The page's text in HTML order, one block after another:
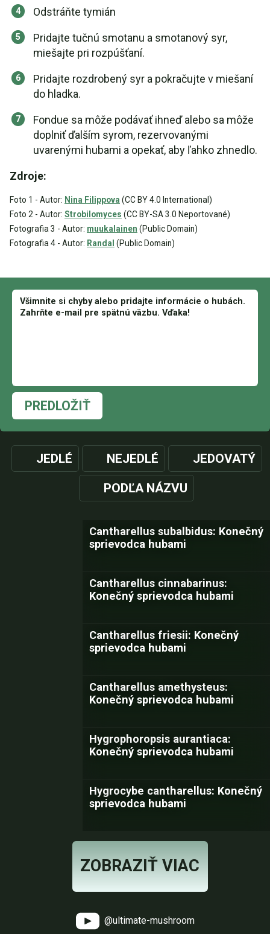
Odstráňte tymián
Pridajte tučnú smotanu a smotanový syr,
miešajte pri rozpúšťaní.
Pridajte rozdrobený syr a pokračujte v miešaní
do hladka.
Fondue sa môže podávať ihneď alebo sa môže
doplniť ďalším syrom, rezervovanými
uvarenými hubami a opekať, aby ľahko zhnedlo.
Zdroje:
Foto 1 - Autor: Nina Filippova (CC BY 4.0 International)
Foto 2 - Autor: Strobilomyces (CC BY-SA 3.0 Neportované)
Fotografia 3 - Autor: muukalainen (Public Domain)
Fotografia 4 - Autor: Randal (Public Domain)
PREDLOŽIŤ
JEDLÉ NEJEDLÉ JEDOVATÝ
PODĽA NÁZVU
Cantharellus subalbidus: Konečný
sprievodca hubami
Cantharellus cinnabarinus:
Konečný sprievodca hubami
Cantharellus friesii: Konečný
sprievodca hubami
Cantharellus amethysteus:
Konečný sprievodca hubami
Hygrophoropsis aurantiaca:
Konečný sprievodca hubami
Hygrocybe cantharellus: Konečný
sprievodca hubami
ZOBRAZIŤ VIAC
@ultimate-mushroom